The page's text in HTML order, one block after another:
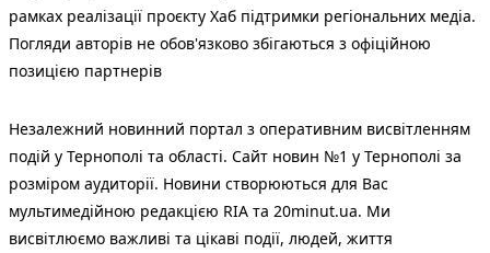
рамках реалізації проєкту Хаб підтримки регіональних медіа.
Погляди авторів не обов'язково збігаються з офіційною
позицією партнерів
Незалежний новинний портал з оперативним висвітленням
подій у Тернополі та області. Сайт новин №1 у Тернополі за
розміром аудиторії. Новини створюються для Вас
мультимедійною редакцією RIA та 20minut.ua. Ми
висвітлюємо важливі та цікаві події, людей, життя